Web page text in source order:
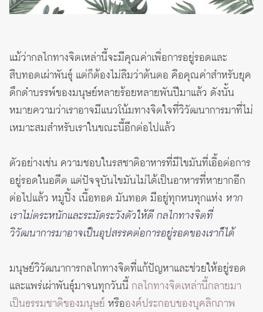
แม้ว่ากลไกทางจิตเหล่านี้จะมีคุณค่าเพื่อการอยู่รอดและ
สืบทอดเผ่าพันธุ์ แต่ก็ต้องไม่ลืมว่าต้นตอ คือคุณค่าสำหรับยุค
ดึกดำบรรพ์ของมนุษย์หลายร้อยหลายพันปีมาแล้ว ดังนั้น
หมายความว่าเราอาจมีแนวโน้มทางจิตใจที่วิวัฒนาการมาที่ไม่
เหมาะสมสำหรับเราในขณะนี้อีกต่อไปแล้ว
ตัวอย่างเช่น ความชอบในรสชาติอาหารที่มีไขมันที่เอื้อต่อการ
อยู่รอดในอดีต แต่ปัจจุบันไขมันไม่ได้เป็นอาหารที่หายากอีก
ต่อไปแล้ว หมูปิ้ง เนื้อทอด มันทอด มีอยู่ทุกหนทุกแห่ง หาก
เราไม่ตระหนักและระมัดระวังตัวให้ดี กลไกทางจิตที่
วิวัฒนาการมาอาจเป็นอุปสรรคต่อการอยู่รอดของเราก็ได้
มนุษย์วิวัฒนาการกลไกทางจิตที่แก้ปัญหาและช่วยให้อยู่รอด
และแพร่เผ่าพันธุ์มาจนทุกวันนี้กลไกทางจิตเหล่านี้กลายมา
เป็นธรรมชาติของมนุษย์ หรือองค์ประกอบของบุคลิกภาพ